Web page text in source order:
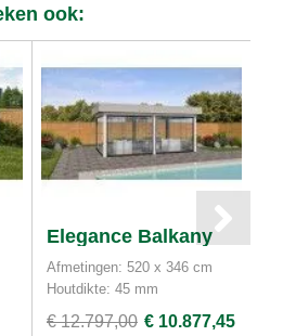
ook:
Elegance Balkany
Afmetingen: 520 x 346 cm
Houtdikte: 45 mm
€ 12.797,00 € 10.877,45